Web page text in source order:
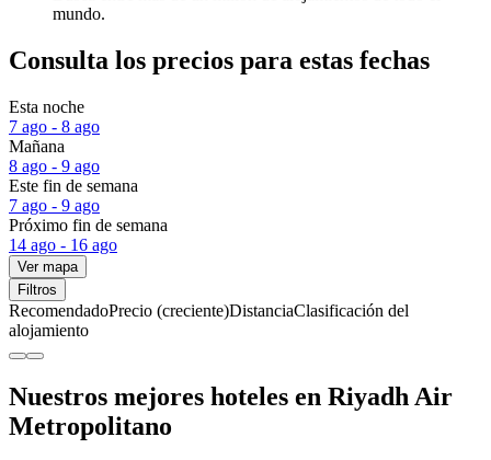
mundo.
Consulta los precios para estas fechas
Esta noche
7 ago - 8 ago
Mañana
8 ago - 9 ago
Este fin de semana
7 ago - 9 ago
Próximo fin de semana
14 ago - 16 ago
Ver mapa
Filtros
RecomendadoPrecio (creciente)DistanciaClasificación del
alojamiento
Nuestros mejores hoteles en Riyadh Air
Metropolitano